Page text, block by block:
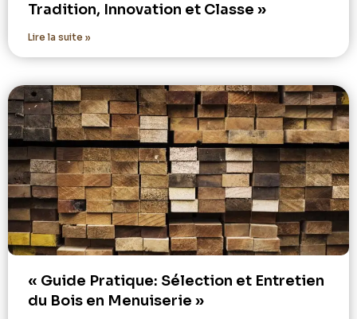
Tradition, Innovation et Classe »
Lire la suite »
« Guide Pratique: Sélection et Entretien
du Bois en Menuiserie »